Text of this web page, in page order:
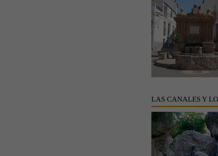
LAS CANALES Y